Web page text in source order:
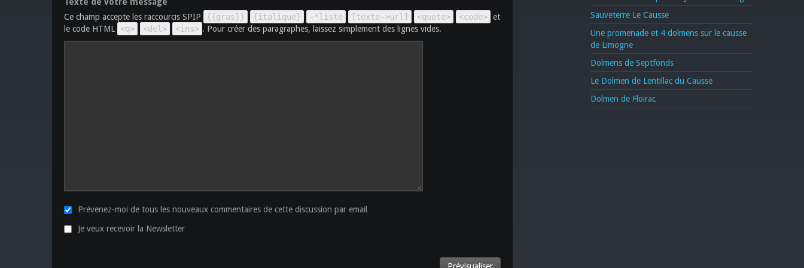
Ce champ accepte les raccourcis SPIP
{{gras}} {italique} -*liste [texte->url] <quote> <code> et
le code HTML
<q> <del> <ins> . Pour créer des paragraphes, laissez simplement des lignes vides.
Prévenez-moi de tous les nouveaux commentaires de cette discussion par email
Je veux recevoir la Newsletter
Sauveterre Le Causse
Une promenade et 4 dolmens sur le causse
de Limogne
Dolmens de Septfonds
Le Dolmen de Lentillac du Causse
Dolmen de Floirac